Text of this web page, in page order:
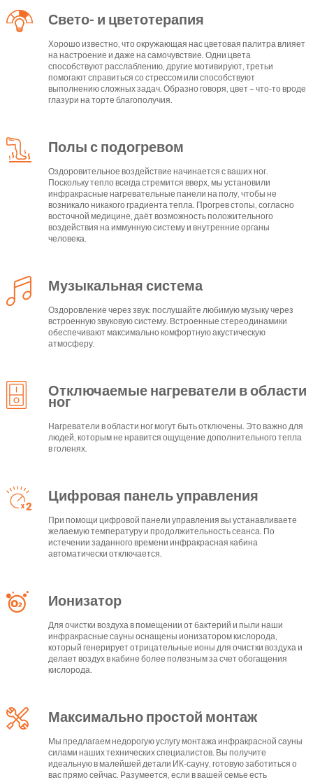
Свето- и цветотерапия
Хорошо известно, что окружающая нас цветовая палитра влияет
на настроение и даже на самочувствие. Одни цвета
способствуют расслаблению, другие мотивируют, третьи
помогают справиться со стрессом или способствуют
выполнению сложных задач. Образно говоря, цвет – что-то вроде
глазури на торте благополучия.
Полы с подогревом
Оздоровительное воздействие начинается с ваших ног.
Поскольку тепло всегда стремится вверх, мы установили
инфракрасные нагревательные панели на полу, чтобы не
возникало никакого градиента тепла. Прогрев стопы, согласно
восточной медицине, даёт возможность положительного
воздействия на иммунную систему и внутренние органы
человека.
Музыкальная система
Оздоровление через звук: послушайте любимую музыку через
встроенную звуковую систему. Встроенные стереодинамики
обеспечивают максимально комфортную акустическую
атмосферу.
Отключаемые нагреватели в области
ног
Нагреватели в области ног могут быть отключены. Это важно для
людей, которым не нравится ощущение дополнительного тепла
в голенях.
Цифровая панель управления
При помощи цифровой панели управления вы устанавливаете
желаемую температуру и продолжительность сеанса. По
истечении заданного времени инфракрасная кабина
автоматически отключается.
Ионизатор
Для очистки воздуха в помещении от бактерий и пыли наши
инфракрасные сауны оснащены ионизатором кислорода,
который генерирует отрицательные ионы для очистки воздуха и
делает воздух в кабине более полезным за счет обогащения
кислорода.
Максимально простой монтаж
Мы предлагаем недорогую услугу монтажа инфракрасной сауны
силами наших технических специалистов. Вы получите
идеальную в малейшей детали ИК-сауну, готовую заботиться о
вас прямо сейчас. Разумеется, если в вашей семье есть